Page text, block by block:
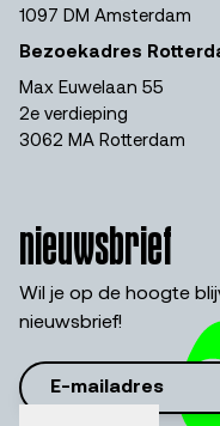
1097 DM Amsterdam
Bezoekadres
Max Euwelaan 55
2e verdieping
3062 MA Rotterdam
nieuwsbrief
Wil je op de hoogte
nieuwsbrief!